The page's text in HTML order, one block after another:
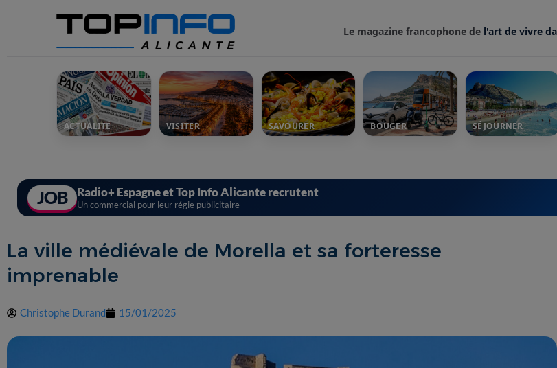
Le magazine francophone de l'art de vivre
ACTUALITÉ VISITER SAVOURER BOUGER SÉJOURNER
JOB Radio+ Espagne et Top Info Alicante recrutent
Un commercial pour leur régie publicitaire
La ville médiévale de Morella et sa forteresse
imprenable
Christophe Durand 15/01/2025